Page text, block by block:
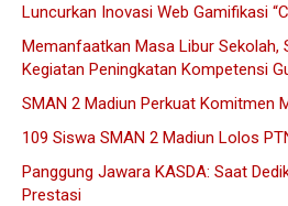
Luncurkan Inovasi Web Gamifikasi
Memanfaatkan Masa Libur Sekolah,
Kegiatan Peningkatan Kompetensi
SMAN 2 Madiun Perkuat Komitmen
109 Siswa SMAN 2 Madiun Lolos
Panggung Jawara KASDA: Saat
Prestasi